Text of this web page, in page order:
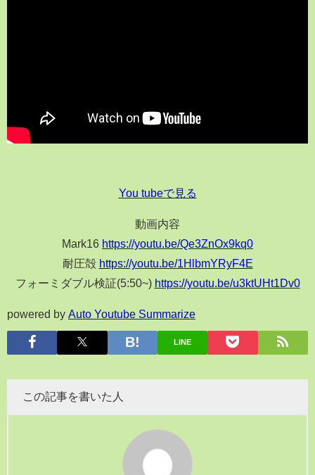
You tubeで見る
動画内容
Mark16 https://youtu.be/Qe3ZnOx9kq0
耐圧殻 https://youtu.be/1HlbmYRyF4E
フォーミダブル検証(5:50~) https://youtu.be/u3ktUHt1Dv0
powered by Auto Youtube Summarize
LINE
この記事を書いた人